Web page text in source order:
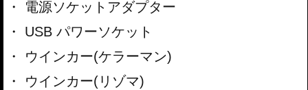
電源ソケットアダプター
USB パワーソケット
ウインカー(ケラーマン)
ウインカー(リゾマ)